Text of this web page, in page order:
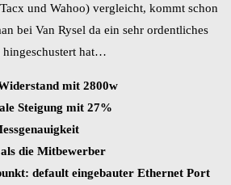
und Wahoo) vergleicht, kommt schon
bei Van Rysel da ein sehr ordentliches
hingeschustert hat…
mit 2800w
Steigung mit 27%
die Mitbewerber
default eingebauter Ethernet Port